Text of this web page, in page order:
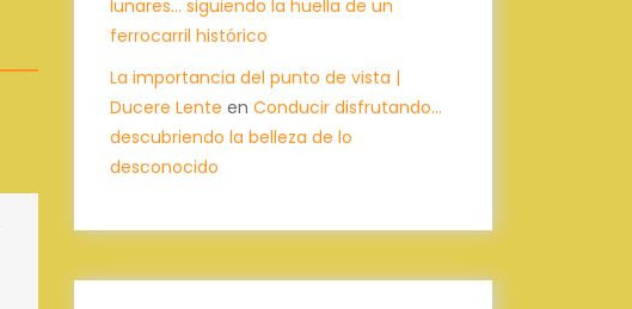
lunares… siguiendo la huella de un
ferrocarril histórico
La importancia del punto de vista |
Ducere Lente en Conducir disfrutando…
descubriendo la belleza de lo
desconocido